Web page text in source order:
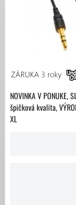
NOVINKA V PONUKE,
špičková kvalita,
XL